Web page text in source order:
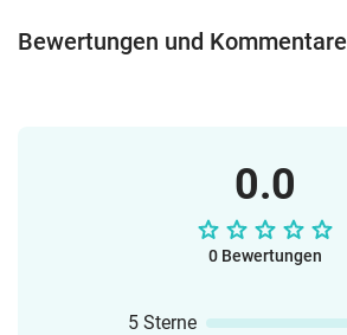
Bewertungen und Kommentare
0.0
0 Bewertungen
5 Sterne